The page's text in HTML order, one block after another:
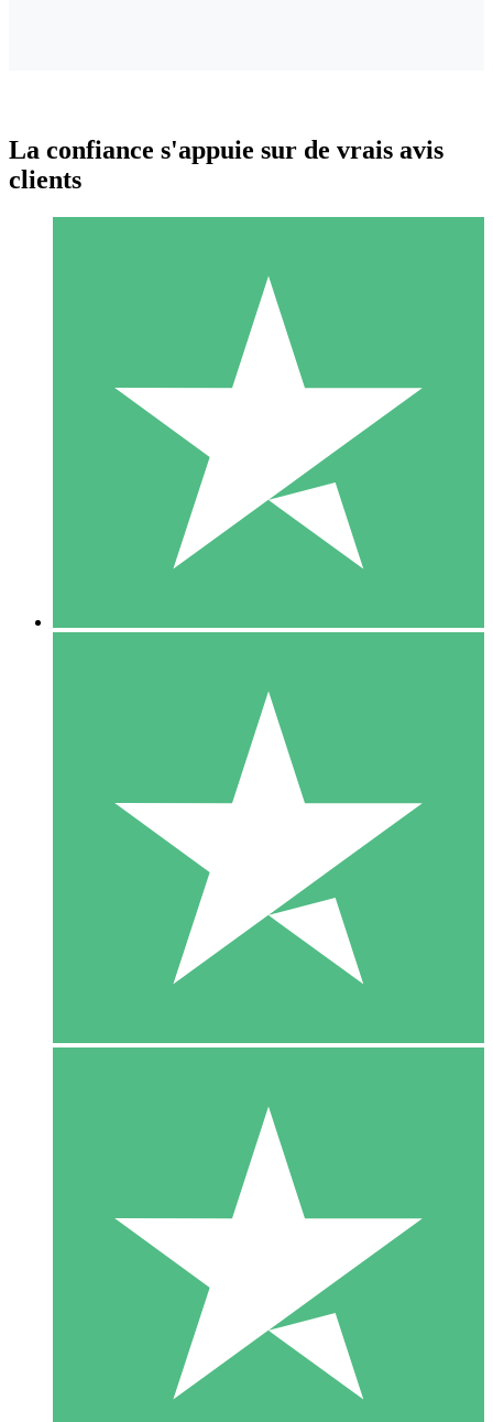
Packs de Crédits Individuels
Payez à l'utilisation avec des crédits de téléchargement. Sans
1 Téléchargement
10 00
10 Téléchargements
20 00
La confiance s'appuie sur de vrais avis
clients